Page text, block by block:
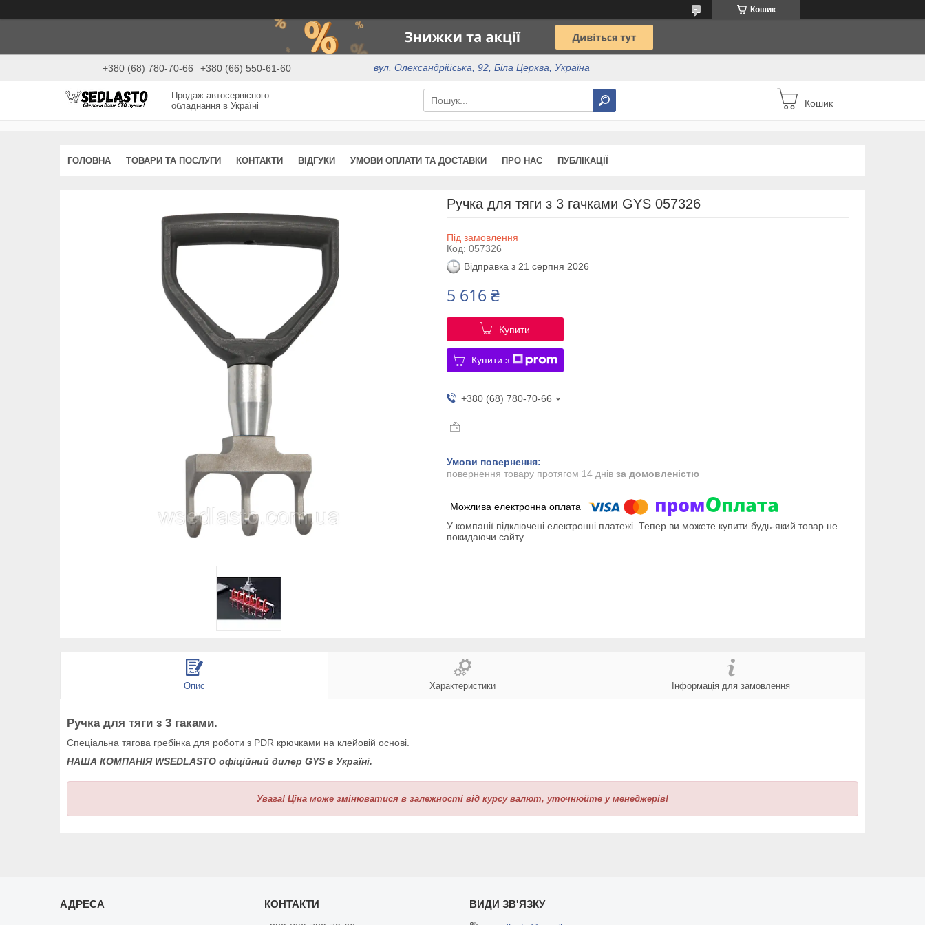
Кошик
+380 (68) 780-70-66 +380 (66) 550-61-60 вул. Олександрійська, 92, Біла Церква, Україна
Продаж автосервісного
обладнання в Україні
Кошик
ГОЛОВНА ТОВАРИ ТА ПОСЛУГИ КОНТАКТИ ВІДГУКИ УМОВИ ОПЛАТИ ТА ДОСТАВКИ ПРО НАС ПУБЛІКАЦІЇ
Ручка для тяги з 3 гачками GYS 057326
Під замовлення
Код: 057326
Відправка з 21 серпня 2026
5 616 ₴
Купити
Купити з
+380 (68) 780-70-66
повернення товару протягом 14 днів за домовленістю
У компанії підключені електронні платежі. Тепер ви можете купити будь-який товар не
покидаючи сайту.
Опис Характеристики Інформація для замовлення
Ручка для тяги з 3 гаками.
Спеціальна тягова гребінка для роботи з PDR крючками на клейовій основі.
НАША КОМПАНІЯ WSEDLASTO офіційний дилер GYS в Україні.
Увага! Ціна може змінюватися в залежності від курсу валют, уточнюйте у менеджерів!